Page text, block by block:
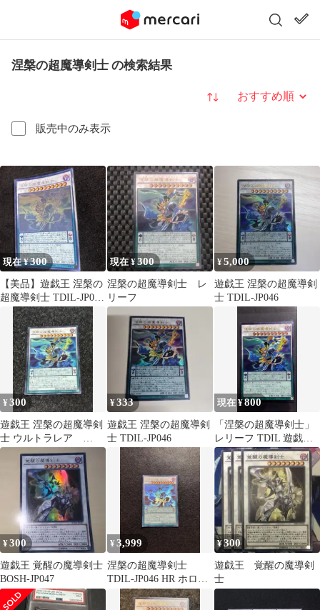
涅槃の超魔導剣士 の検索結果
販売中のみ表示
並び替え
現在 ¥300
【美品】遊戯王 涅槃の
超魔導剣士 TDIL-JP046
ホログラフィックレア
現在 ¥300
涅槃の超魔導剣士 レ
リーフ
¥5,000
遊戯王 涅槃の超魔導剣
士 TDIL-JP046
¥300
遊戯王 涅槃の超魔導剣
士 ウルトラレア
TDIL-JP046
¥333
遊戯王 涅槃の超魔導剣
士 TDIL-JP046
現在 ¥800
「涅槃の超魔導剣士」
レリーフ TDIL 遊戯王
ニルヴァーナ ハイ パラ
ディン
¥300
遊戯王 覚醒の魔導剣士
BOSH-JP047
¥3,999
涅槃の超魔導剣士
TDIL-JP046 HR ホログ
ラフィックレア仕様 初
¥300
遊戯王 覚醒の魔導剣
士